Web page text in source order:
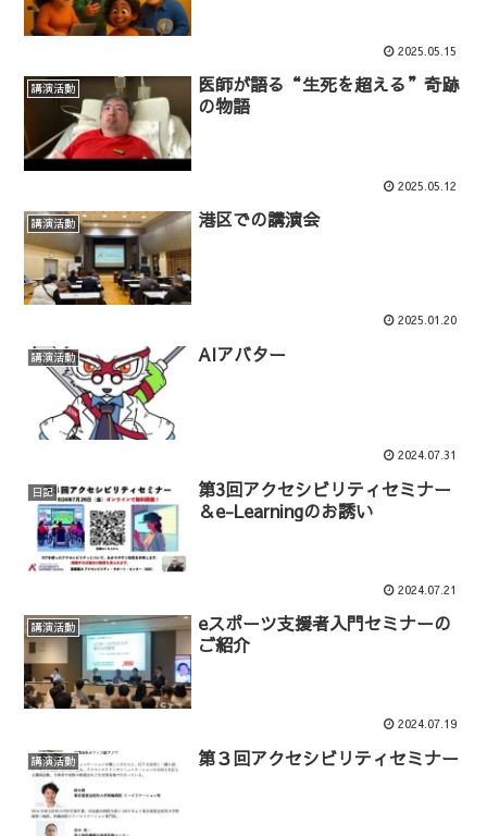
2025.05.15
講演活動
医師が語る“生死を超える”奇跡
の物語
2025.05.12
講演活動 港区での講演会
2025.01.20
講演活動 AIアバター
2024.07.31
日記
第3回アクセシビリティセミナー
＆e-Learningのお誘い
2024.07.21
講演活動
eスポーツ支援者入門セミナーの
ご紹介
2024.07.19
講演活動 第３回アクセシビリティセミナー